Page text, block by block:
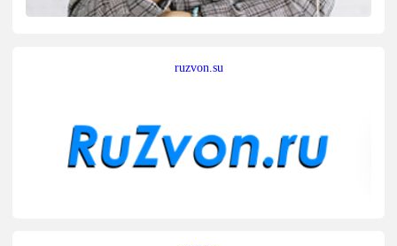
ruzvon.su